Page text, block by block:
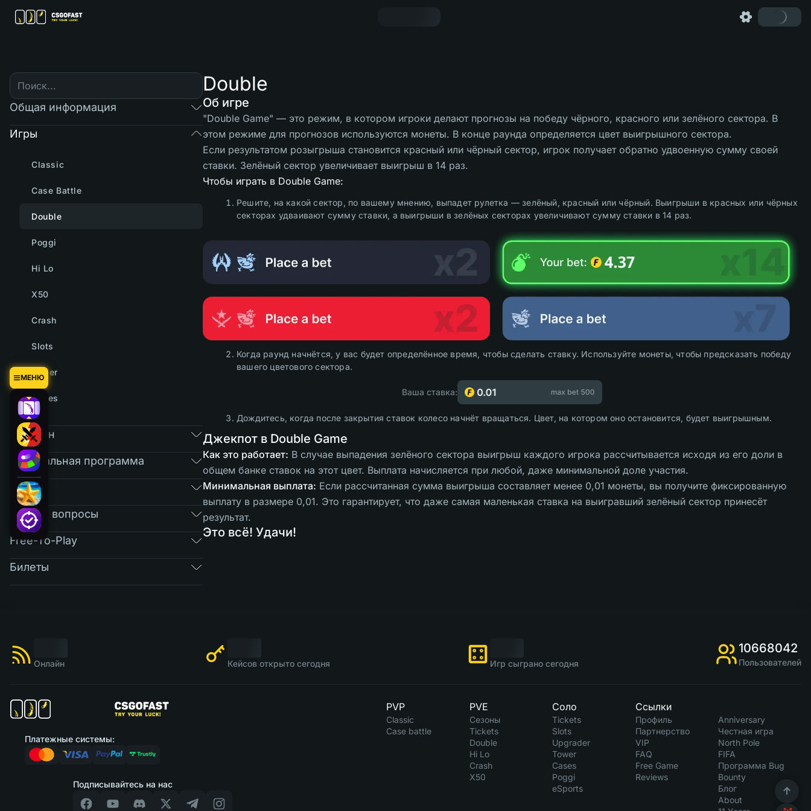
МЕНЮ
Общая информация
Игры
Classic
Case Battle
Double
Poggi
Hi Lo
X50
Crash
Slots
Tower
Cases
Магазин
Реферальная программа
RAIN
Частые вопросы
Free-To-Play
Билеты
Double
Об игре
"Double Game" — это режим, в котором игроки делают прогнозы на победу чёрного, красного или зелёного сектора. В
этом режиме для прогнозов используются монеты. В конце раунда определяется цвет выигрышного сектора.
Если результатом розыгрыша становится красный или чёрный сектор, игрок получает обратно удвоенную сумму своей
ставки. Зелёный сектор увеличивает выигрыш в 14 раз.
Чтобы играть в Double Game:
Решите, на какой сектор, по вашему мнению, выпадет рулетка — зелёный, красный или чёрный. Выигрыши в красных или чёрных
секторах удваивают сумму ставки, а выигрыши в зелёных секторах увеличивают сумму ставки в 14 раз.
Когда раунд начнётся, у вас будет определённое время, чтобы сделать ставку. Используйте монеты, чтобы предсказать победу
вашего цветового сектора.
Ваша ставка:
Дождитесь, когда после закрытия ставок колесо начнёт вращаться. Цвет, на котором оно остановится, будет выигрышным.
Джекпот в Double Game
Как это работает: В случае выпадения зелёного сектора выигрыш каждого игрока рассчитывается исходя из его доли в
общем банке ставок на этот цвет. Выплата начисляется при любой, даже минимальной доле участия.
Минимальная выплата: Если рассчитанная сумма выигрыша составляет менее 0,01 монеты, вы получите фиксированную
выплату в размере 0,01. Это гарантирует, что даже самая маленькая ставка на выигравший зелёный сектор принесёт
результат.
Это всё! Удачи!
Онлайн Кейсов открыто сегодня Игр сыграно сегодня
10668042
Пользователей
Подписывайтесь на нас
Платежные системы:
PVP
Classic
Case battle
PVE
Сезоны
Tickets
Double
Hi Lo
Crash
X50
Соло
Tickets
Slots
Upgrader
Tower
Cases
Poggi
eSports
Ссылки
Профиль
Партнерство
VIP
FAQ
Free Game
Reviews
Anniversary
Честная игра
North Pole
FIFA
Программа Bug
Bounty
Блог
About